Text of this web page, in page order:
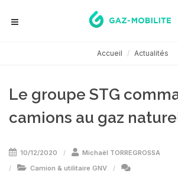
Accueil Actualités
Le groupe STG
camions au gaz
10/12/2020
Michaël TORREGROSSA
Camion & utilitaire GNV